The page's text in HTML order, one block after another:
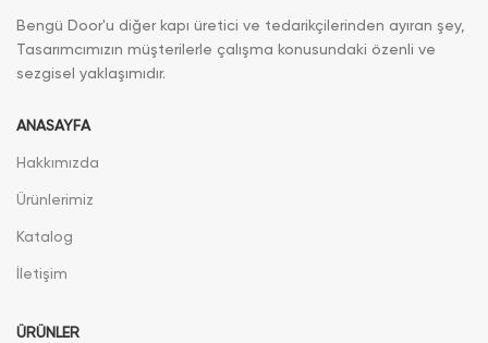
Bengü Door'u diğer kapı üretici ve tedarikçilerinden ayıran şey,
Tasarımcımızın müşterilerle çalışma konusundaki özenli ve
sezgisel yaklaşımıdır.
ANASAYFA
Hakkımızda
Ürünlerimiz
Katalog
İletişim
ÜRÜNLER